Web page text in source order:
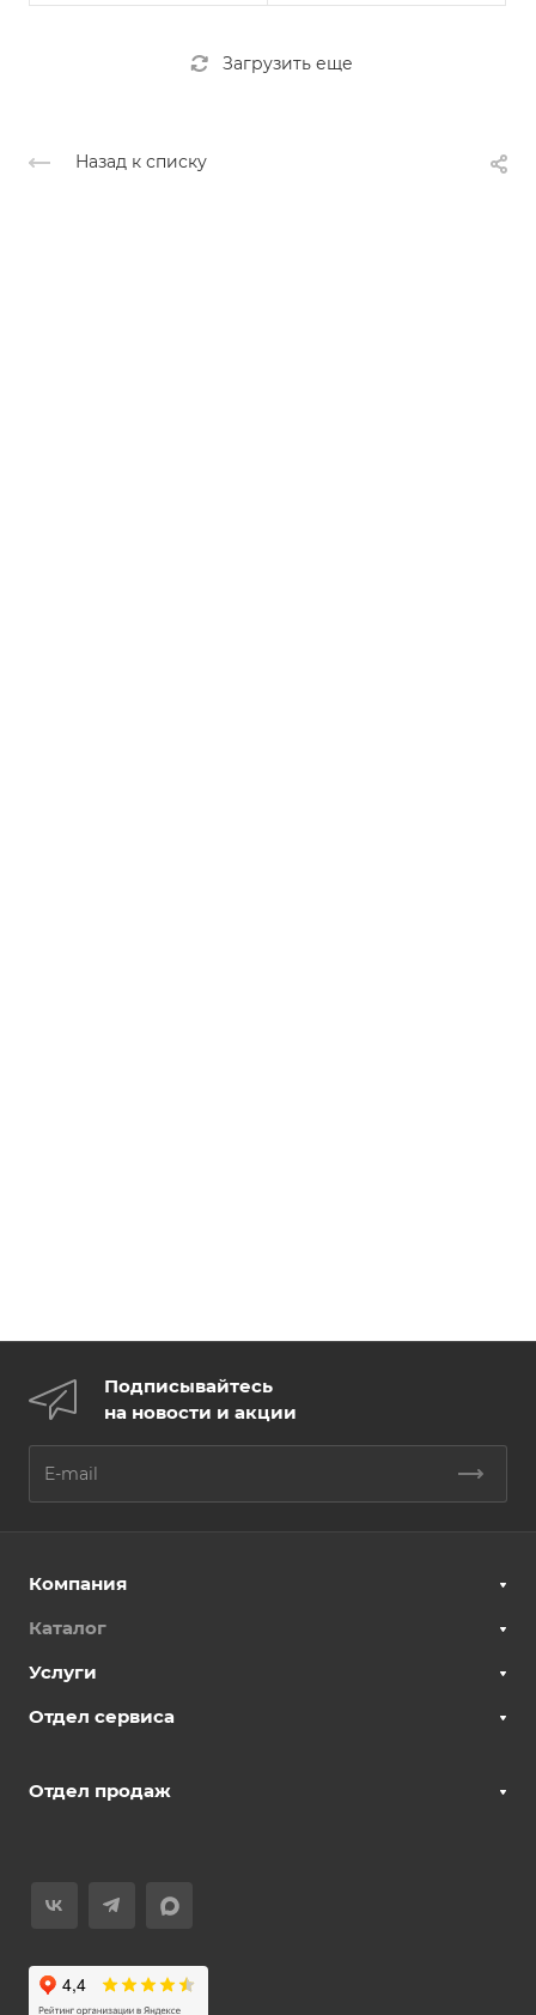
Загрузить еще
Назад к списку
Подписывайтесь
на новости и акции
Компания
Каталог
Услуги
Отдел сервиса
Отдел продаж